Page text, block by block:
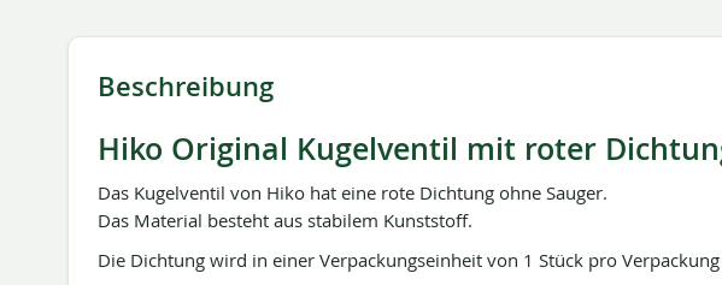
Beschreibung
Hiko Original Kugelventil mit roter
Das Kugelventil von Hiko hat eine rote Dichtung ohne Sauger.
Das Material besteht aus stabilem Kunststoff.
Die Dichtung wird in einer Verpackungseinheit von 1 Stück pro